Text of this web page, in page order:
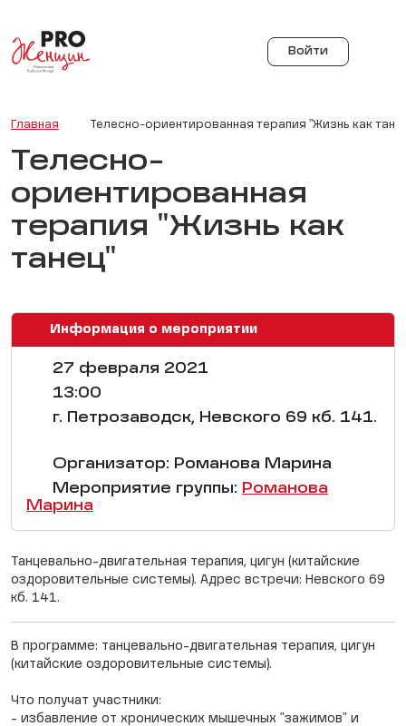
Войти
Главная Телесно-ориентированная терапия "Жизнь как
Телесно-
ориентированная
терапия "Жизнь как
танец"
Информация о мероприятии
27 февраля 2021
13:00
г. Петрозаводск, Невского 69 кб. 141.
Организатор: Романова Марина
Мероприятие группы: Романова
Марина
Танцевально-двигательная терапия, цигун (китайские
оздоровительные системы). Адрес встречи: Невского 69
кб. 141.
В программе: танцевально-двигательная терапия, цигун
(китайские оздоровительные системы).
Что получат участники:
- избавление от хронических мышечных "зажимов" и